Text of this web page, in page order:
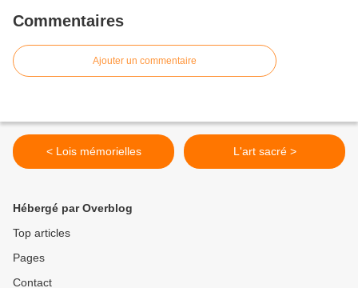
Commentaires
Ajouter un commentaire
< Lois mémorielles L'art sacré >
Hébergé par Overblog
Top articles
Pages
Contact